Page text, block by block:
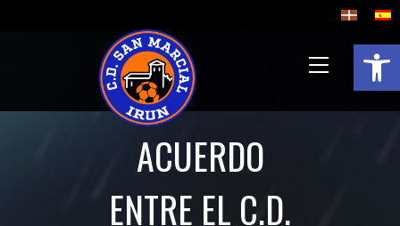
Abrir
ACUERDO
ENTRE EL C.D.